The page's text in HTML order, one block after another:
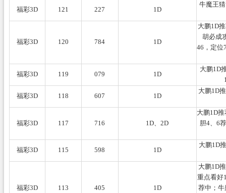
福彩3D 121 227 1D
牛魔王
福彩3D 120 784 1D
大鹏1D
胡必成
46，定位
福彩3D 119 079 1D
大鹏1D
福彩3D 118 607 1D
大鹏1D
福彩3D 117 716 1D、2D
大鹏1D
胆4、6
福彩3D 115 598 1D
大鹏1D
福彩3D 113 405 1D
大鹏1D
重点看好
荐中；